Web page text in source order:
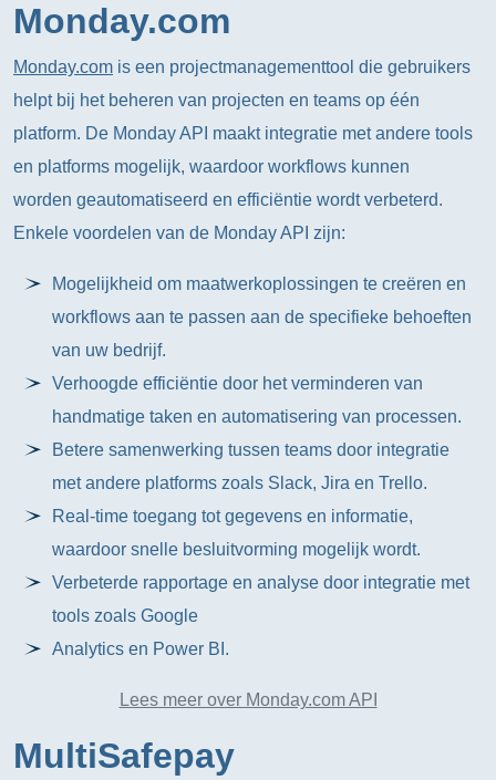
Monday.com
Monday.com is een projectmanagementtool die gebruikers
helpt bij het beheren van projecten en teams op één
platform. De Monday API maakt integratie met andere tools
en platforms mogelijk, waardoor workflows kunnen
worden geautomatiseerd en efficiëntie wordt verbeterd.
Enkele voordelen van de Monday API zijn:
Mogelijkheid om maatwerkoplossingen te creëren en
workflows aan te passen aan de specifieke behoeften
van uw bedrijf.
Verhoogde efficiëntie door het verminderen van
handmatige taken en automatisering van processen.
Betere samenwerking tussen teams door integratie
met andere platforms zoals Slack, Jira en Trello.
Real-time toegang tot gegevens en informatie,
waardoor snelle besluitvorming mogelijk wordt.
Verbeterde rapportage en analyse door integratie met
tools zoals Google
Analytics en Power BI.
Lees meer over Monday.com API
MultiSafepay